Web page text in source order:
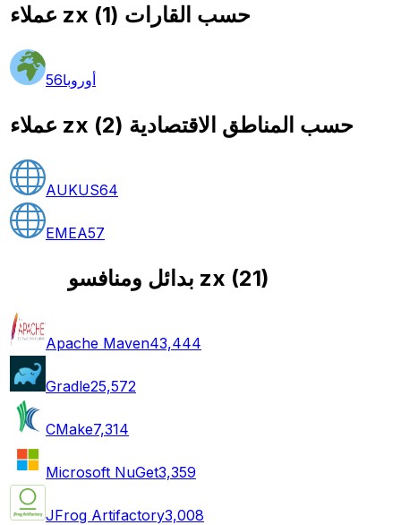
عملاء zx حسب القارات (
1
)
أوروبا56
عملاء zx حسب المناطق الاقتصادية (
2
)
AUKUS64
EMEA57
بدائل ومنافسو zx (21)
Apache Maven43,444
Gradle25,572
CMake7,314
Microsoft NuGet3,359
JFrog Artifactory3,008